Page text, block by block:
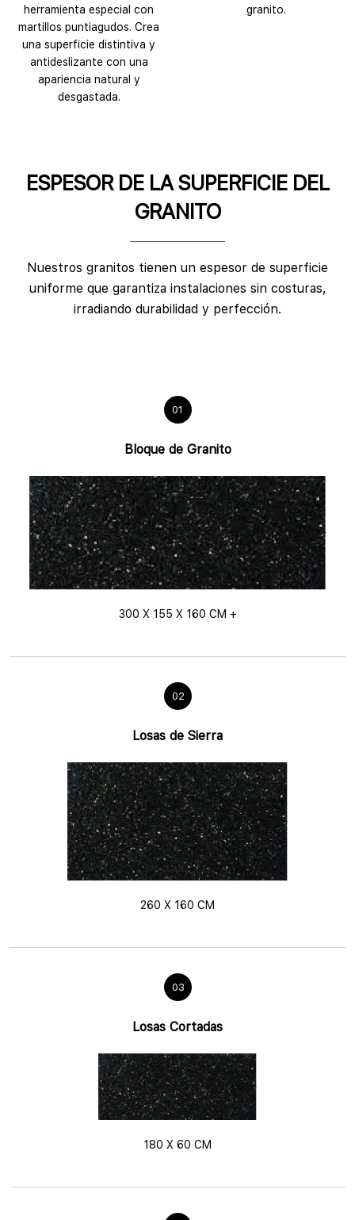
herramienta especial con
martillos puntiagudos. Crea
una superficie distintiva y
antideslizante con una
apariencia natural y
desgastada.
granito.
ESPESOR DE LA SUPERFICIE DEL
GRANITO
Nuestros granitos tienen un espesor de superficie
uniforme que garantiza instalaciones sin costuras,
irradiando durabilidad y perfección.
01
Bloque de Granito
300 X 155 X 160 CM +
02
Losas de Sierra
260 X 160 CM
03
Losas Cortadas
180 X 60 CM